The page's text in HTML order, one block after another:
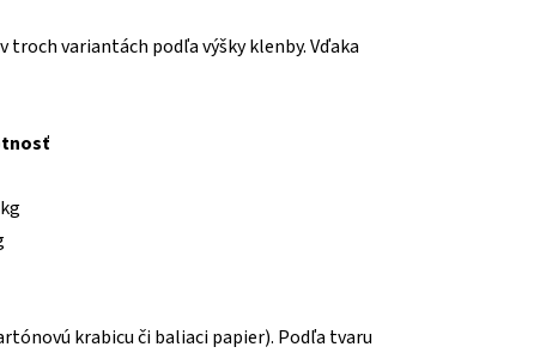
troch variantách podľa výšky klenby. Vďaka
krabicu či baliaci papier). Podľa tvaru